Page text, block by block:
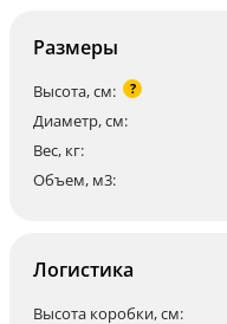
Размеры
Высота, см: ?
Диаметр, см:
Вес, кг:
Объем, м3:
Логистика
Высота коробки, см: